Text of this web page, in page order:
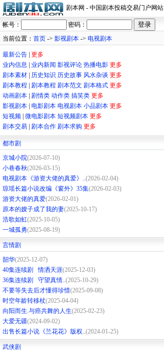
剧本网 - 中国剧本投稿交易门户网站
帐号：
密码：
当前位置： 首页 -> 影视剧本 -> 电视剧本
最新公告 更多
业内信息
业内新闻 影视评论 热播电影 更多
剧本素材
历史知识 历史故事 风水杂谈 更多
剧本教程
剧本教程 剧本范文 剧本格式 更多
动画剧本
剧情类 动作类 搞笑类 更多
影视剧本 电影剧本 电视剧本 小品剧本 更多
短视频 微电影剧本 短视频剧本 更多
剧本交易
剧本合作 剧本求购 更多
都市剧
京城小院(2026-07-10)
小巷春秋(2026-03-15)
电视剧本《游资大佬的真爱》..(2026-02-04)
琼瑶长篇小说改编《窗外》35集(2026-02-03)
游资大佬的真爱(2026-02-01)
原本的嫂子成了我的妻(2025-10-17)
浩歌如虹(2025-10-05)
一城孤勇(2025-08-19)
言情剧
韶华(2025-12-07)
40集连续剧 情洒天涯(2025-12-03)
36集连续剧 守望真情..(2025-10-29)
不要等失去后才懂得珍惜(2025-09-08)
时空年龄转移杖(2025-04-04)
向阳而生.与癌共舞的人生(2025-02-23)
大爱无疆(2024-09-02)
出售长篇小说《兰花花》版权..(2024-01-25)
武侠剧